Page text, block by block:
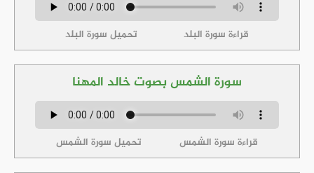
قراءة سورة البلد تحميل سورة البلد
سورة الشمس بصوت خالد المهنا
قراءة سورة الشمس تحميل سورة الشمس